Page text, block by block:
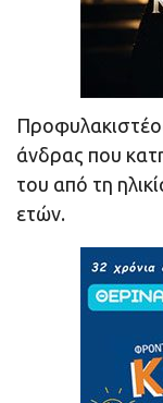
άνδρας που
του από τη
ετών.